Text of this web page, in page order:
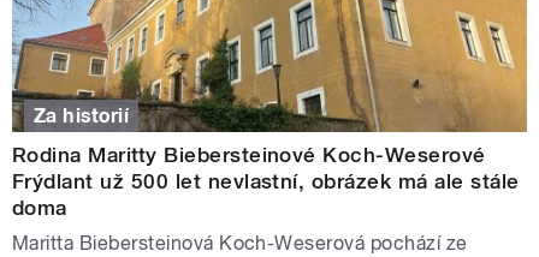
Za historií
Rodina Maritty Biebersteinové Koch-Weserové
Frýdlant už 500 let nevlastní, obrázek má ale stále
doma
Maritta Biebersteinová Koch-Weserová pochází ze